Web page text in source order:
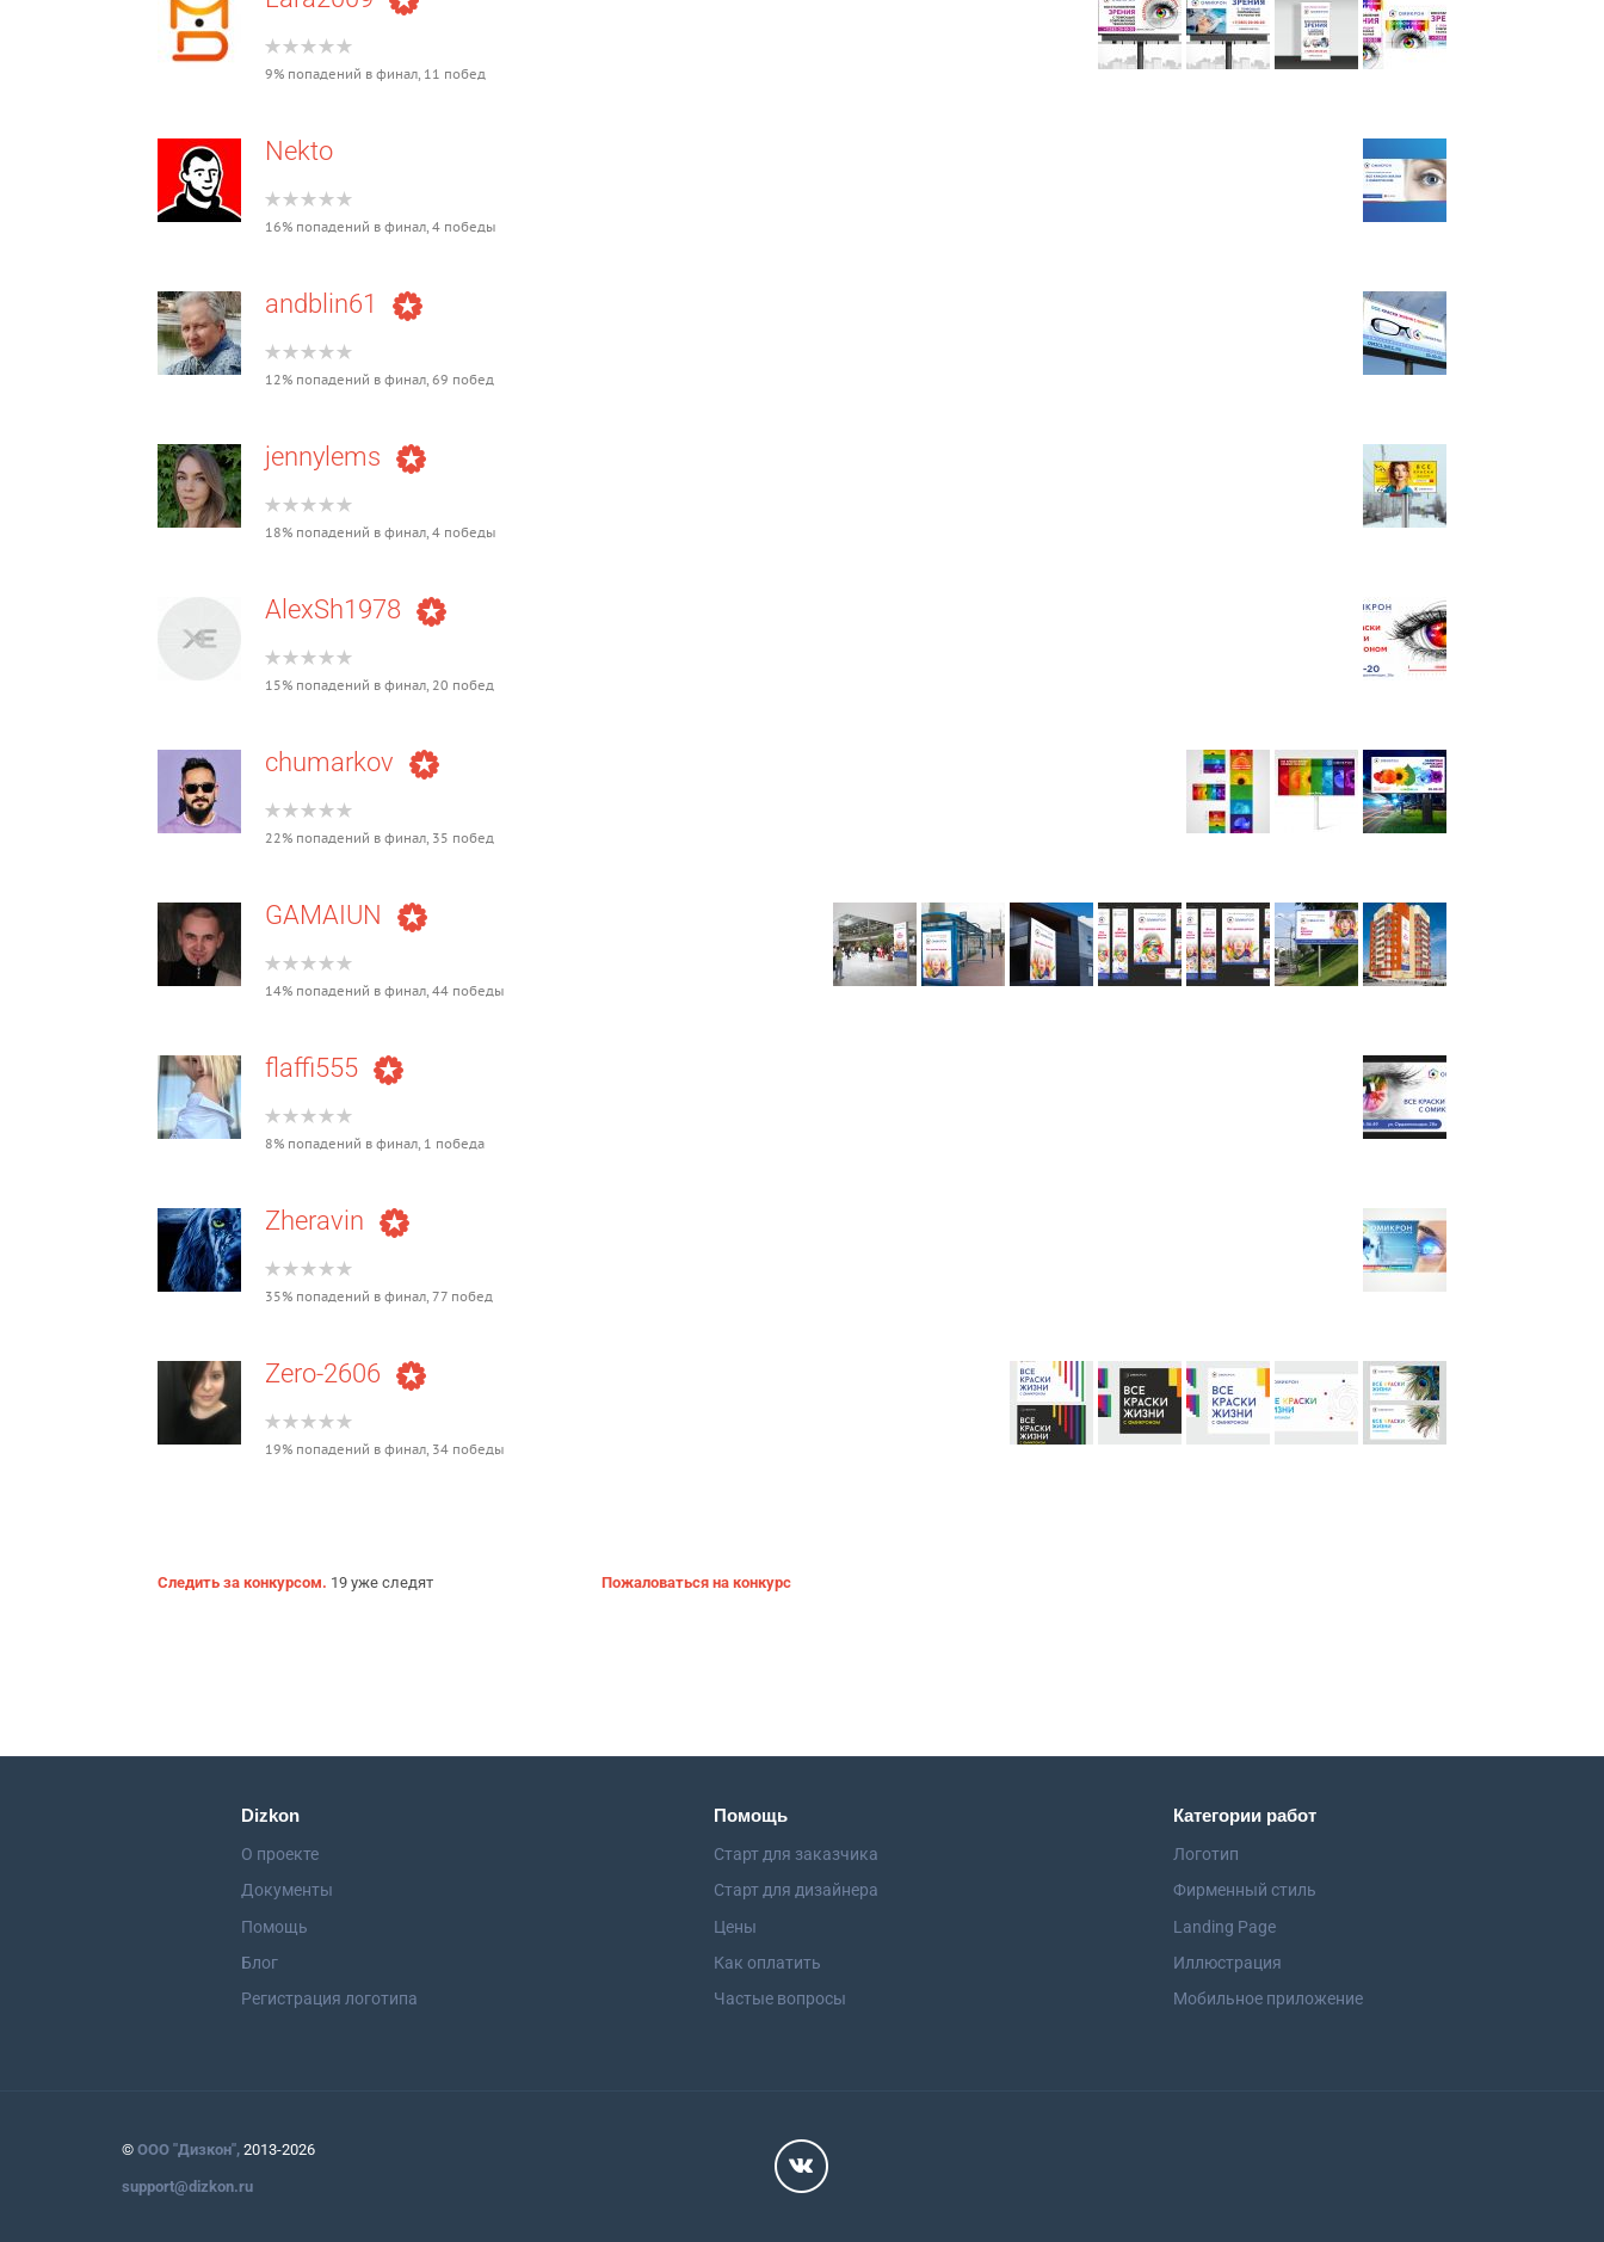
9% попадений в финал, 11 побед
Nekto
16% попадений в финал, 4 победы
andblin61
12% попадений в финал, 69 побед
jennylems
18% попадений в финал, 4 победы
AlexSh1978
15% попадений в финал, 20 побед
chumarkov
22% попадений в финал, 35 побед
GAMAIUN
14% попадений в финал, 44 победы
flaffi555
8% попадений в финал, 1 победа
Zheravin
35% попадений в финал, 77 побед
Zero-2606
19% попадений в финал, 34 победы
Следить за конкурсом. 19 уже следят Пожаловаться на конкурс
Dizkon
О проекте
Документы
Помощь
Блог
Регистрация логотипа
Помощь
Старт для заказчика
Старт для дизайнера
Цены
Как оплатить
Частые вопросы
Категории работ
Логотип
Фирменный стиль
Landing Page
Иллюстрация
Мобильное приложение
© ООО "Дизкон", 2013-2026
support@dizkon.ru